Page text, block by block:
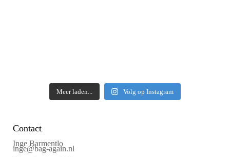
Meer laden... Volg op Instagram
Contact
Inge Barmentlo
inge@bag-again.nl